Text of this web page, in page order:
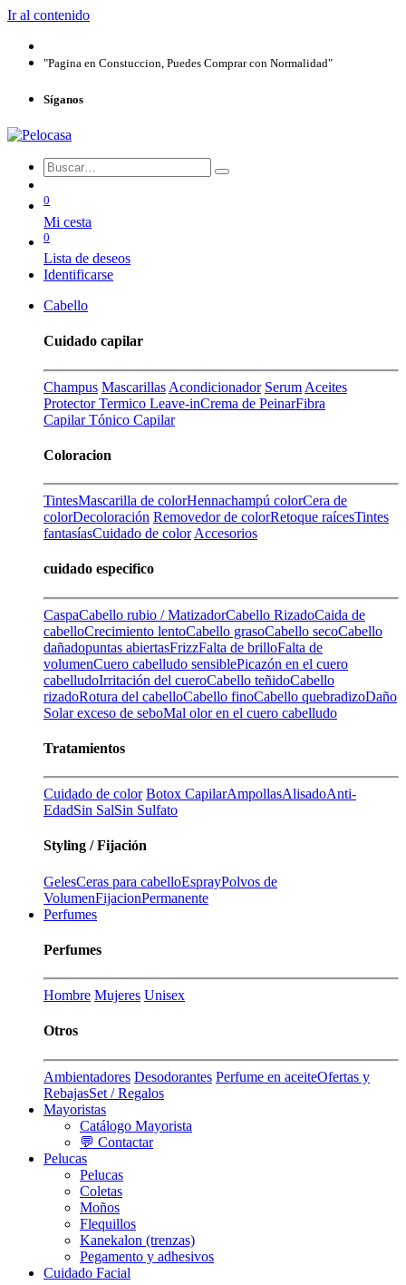
Ir al contenido
"Pagina en Constuccion, Puedes Comprar con Normalidad"
Síganos
0
Mi cesta
0
Lista de deseos
Identificarse
Cabello
Cuidado capilar
Champus Mascarillas Acondicionador Serum Aceites
Protector Termico Leave-inCrema de PeinarFibra
CapilarTónico Capilar
Coloracion
TintesMascarilla de colorHennachampú colorCera de
colorDecoloración Removedor de colorRetoque raícesTintes
fantasíasCuidado de color Accesorios
cuidado especifico
CaspaCabello rubio / MatizadorCabello RizadoCaida de
cabelloCrecimiento lentoCabello grasoCabello secoCabello
dañadopuntas abiertasFrizzFalta de brilloFalta de
volumenCuero cabelludo sensiblePicazón en el cuero
cabelludoIrritación del cueroCabello teñidoCabello
rizadoRotura del cabelloCabello finoCabello quebradizoDaño
Solarexceso de seboMal olor en el cuero cabelludo
Tratamientos
Cuidado de color Botox CapilarAmpollasAlisadoAnti-
EdadSin SalSin Sulfato
Styling / Fijación
GelesCeras para cabelloEsprayPolvos de
VolumenFijacionPermanente
Perfumes
Perfumes
Hombre Mujeres Unisex
Otros
Ambientadores Desodorantes Perfume en aceiteOfertas y
RebajasSet / Regalos
Mayoristas
Catálogo Mayorista
💬 Contactar
Pelucas
Pelucas
Coletas
Moños
Flequillos
Kanekalon (trenzas)
Pegamento y adhesivos
Cuidado Facial